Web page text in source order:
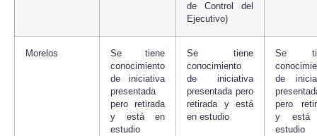
de Control del
Ejecutivo)
Morelos
Se tiene
conocimiento
de iniciativa
presentada
pero retirada
y está en
estudio
Se tiene
conocimiento
de iniciativa
presentada pero
retirada y está
en estudio
Se
de
pero
y está
estudio